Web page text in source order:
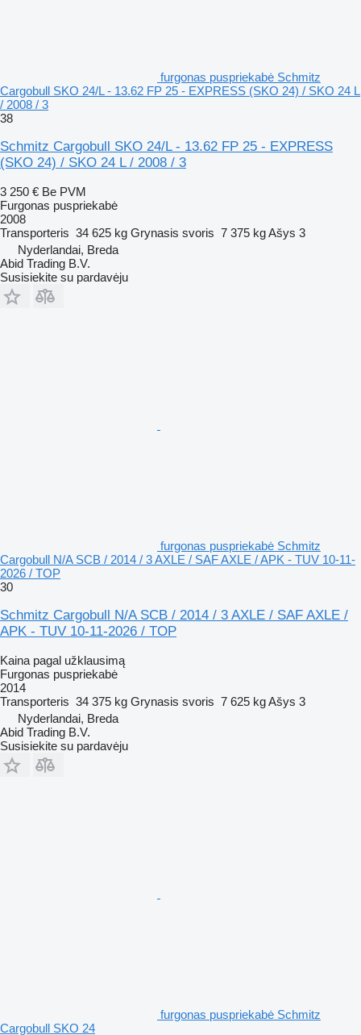
furgonas puspriekabė Schmitz
Cargobull SKO 24/L - 13.62 FP 25 - EXPRESS (SKO 24) / SKO 24 L
/ 2008 / 3
38
Schmitz Cargobull SKO 24/L - 13.62 FP 25 - EXPRESS
(SKO 24) / SKO 24 L / 2008 / 3
3 250 € Be PVM
Furgonas puspriekabė
2008
Transporteris 34 625 kg Grynasis svoris 7 375 kgAšys 3
Nyderlandai, Breda
Abid Trading B.V.
Susisiekite su pardavėju
furgonas puspriekabė Schmitz
Cargobull N/A SCB / 2014 / 3 AXLE / SAF AXLE / APK - TUV 10-11-
2026 / TOP
30
Schmitz Cargobull N/A SCB / 2014 / 3 AXLE / SAF AXLE /
APK - TUV 10-11-2026 / TOP
Kaina pagal užklausimą
Furgonas puspriekabė
2014
Transporteris 34 375 kg Grynasis svoris 7 625 kgAšys 3
Nyderlandai, Breda
Abid Trading B.V.
Susisiekite su pardavėju
furgonas puspriekabė Schmitz
Cargobull SKO 24